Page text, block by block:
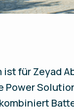
für Zeyad
Power